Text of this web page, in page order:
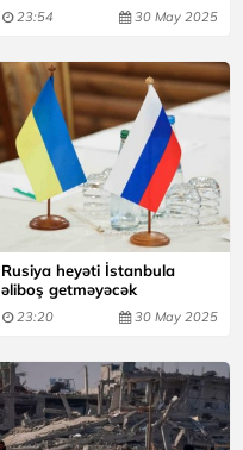
23:54 30 May 2025
Rusiya heyəti İstanbula
əliboş getməyəcək
23:20 30 May 2025